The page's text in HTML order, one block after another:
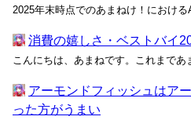
消費の嬉しさ・ベストバイ
アーモンドフィッシュはア
った方がうまい